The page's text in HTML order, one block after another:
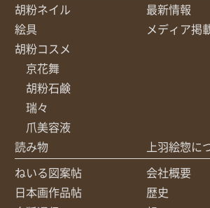
胡粉ネイル
絵具
胡粉コスメ
京花舞
胡粉石鹸
瑞々
爪美容液
最新情報
メディア掲
読み物
ねいる図案帖
日本画作品帖
上羽絵惣に
会社概要
歴史